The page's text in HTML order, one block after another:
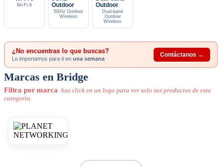
Wi-Fi 6
Outdoor
5GHz Outdoor
Wireless
Outdoor
Dual-band
Outdoor
Wireless
¿No encuentras lo que buscas?
Lo importamos para ti en una semana
Contáctanos →
Marcas en Bridge
Filtra por marca haz click en un logo para ver solo sus productos de esta
categoria.